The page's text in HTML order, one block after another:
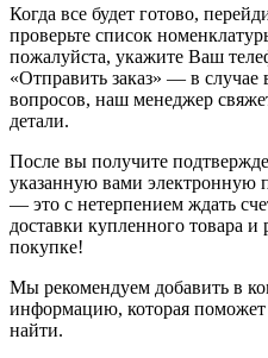
Когда все будет готово,
проверьте список
пожалуйста, укажите Ваш
«Отправить заказ» — в
вопросов, наш менеджер
детали.
После вы получите
указанную вами электронную
— это с нетерпением ждать
доставки купленного товара и
покупке!
Мы рекомендуем добавить в
информацию, которая поможет
найти.